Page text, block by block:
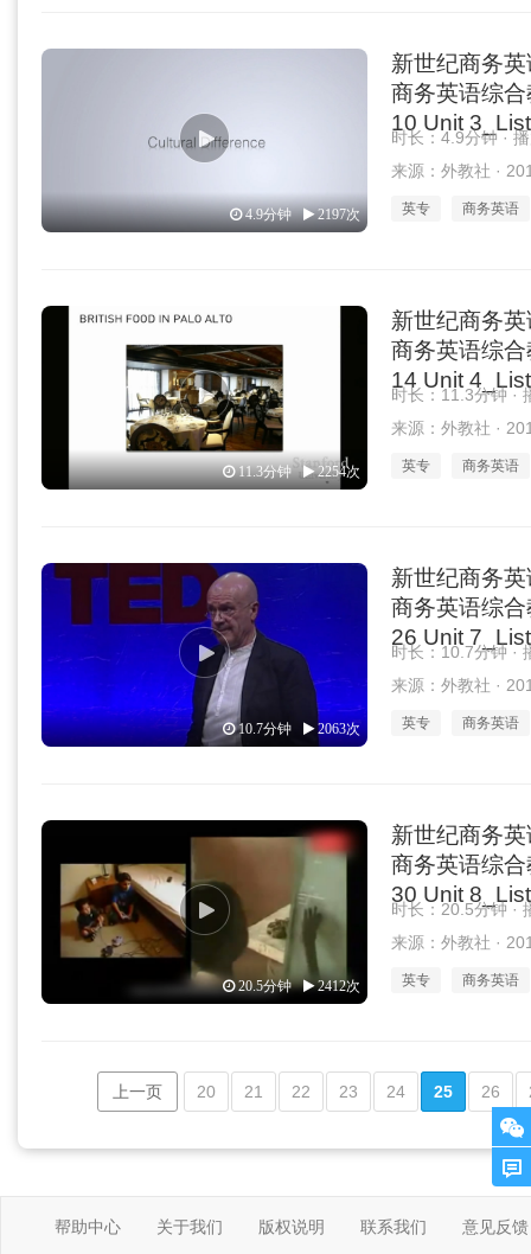
4.9分钟 2197次
新世纪商务
商务英语综
10 Unit
时长：4.9分钟 ·
来源：外教社 ·
英专 商务英语
11.3分钟 2254次
新世纪商务
商务英语综
14 Unit
时长：11.3分钟 ·
来源：外教社 ·
英专 商务英语
10.7分钟 2063次
新世纪商务
商务英语综
26 Unit
时长：10.7分钟 ·
来源：外教社 ·
英专 商务英语
20.5分钟 2412次
新世纪商务
商务英语综
30 Unit
时长：20.5分钟 ·
来源：外教社 ·
英专 商务英语
上一页 20 21 22 23 24 25 26
帮助中心 关于我们 版权说明 联系我们 意见反馈